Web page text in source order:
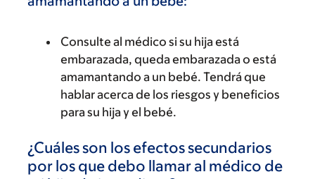
Consulte al médico si su hija está
embarazada, queda embarazada o está
amamantando a un bebé. Tendrá que
hablar acerca de los riesgos y beneficios
para su hija y el bebé.
¿Cuáles son los efectos secundarios
por los que debo llamar al médico de